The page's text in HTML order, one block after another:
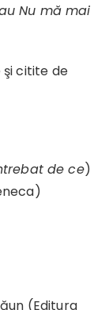
Nu mă mai
şi citite de
de ce)
(Editura